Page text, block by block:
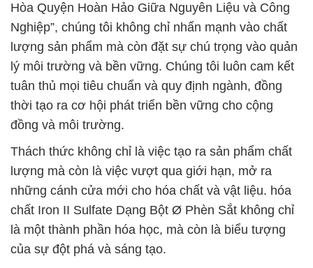
Hòa Quyện Hoàn Hảo Giữa Nguyên Liệu và Công
Nghiệp”, chúng tôi không chỉ nhấn mạnh vào chất
lượng sản phẩm mà còn đặt sự chú trọng vào quản
lý môi trường và bền vững. Chúng tôi luôn cam kết
tuân thủ mọi tiêu chuẩn và quy định ngành, đồng
thời tạo ra cơ hội phát triển bền vững cho cộng
đồng và môi trường.
Thách thức không chỉ là việc tạo ra sản phẩm chất
lượng mà còn là việc vượt qua giới hạn, mở ra
những cánh cửa mới cho hóa chất và vật liệu. hóa
chất Iron II Sulfate Dạng Bột Ø Phèn Sắt không chỉ
là một thành phần hóa học, mà còn là biểu tượng
của sự đột phá và sáng tạo.